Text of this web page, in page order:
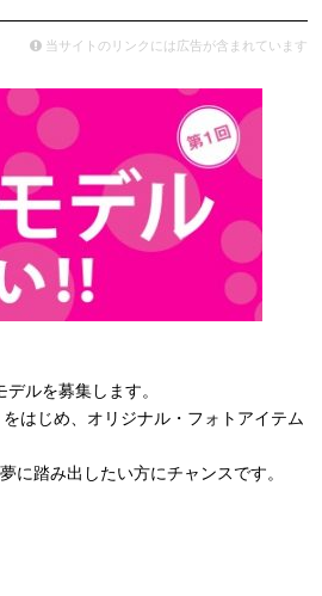
の歩行に配慮した新モデル ニュース
当サイトのリンクには広告が含まれています
ルを募集します。
はじめ、オリジナル・フォトアイテム
に踏み出したい方にチャンスです。